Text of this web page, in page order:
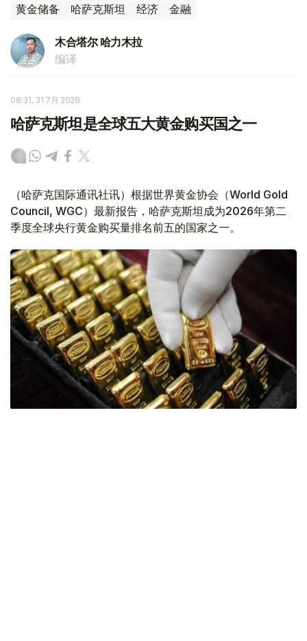
黄金储备 哈萨克斯坦 经济 金融
木合塔尔 哈力木拉
编译
08:31, 31 7月 2026
哈萨克斯坦是全球五大黄金购买国之一
（哈萨克国际通讯社讯）根据世界黄金协会（World Gold
Council, WGC）最新报告，哈萨克斯坦成为2026年第二
季度全球央行黄金购买量排名前五的国家之一。